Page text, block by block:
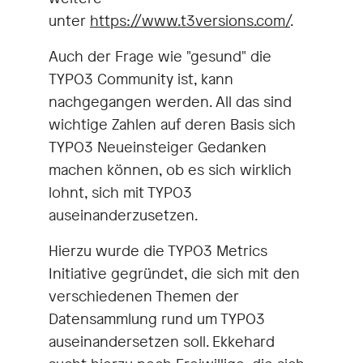
unter https://www.t3versions.com/.
Auch der Frage wie "gesund" die
TYPO3 Community ist, kann
nachgegangen werden. All das sind
wichtige Zahlen auf deren Basis sich
TYPO3 Neueinsteiger Gedanken
machen können, ob es sich wirklich
lohnt, sich mit TYPO3
auseinanderzusetzen.
Hierzu wurde die TYPO3 Metrics
Initiative gegründet, die sich mit den
verschiedenen Themen der
Datensammlung rund um TYPO3
auseinandersetzen soll. Ekkehard